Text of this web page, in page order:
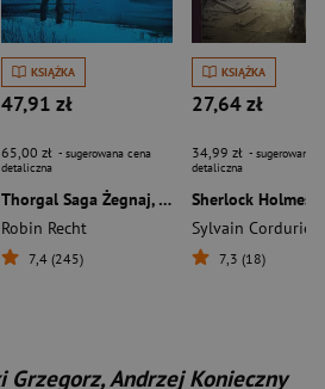
KSIĄŻKA
47,91 zł
65,00 zł - sugerowana cena
detaliczna
Thorgal Saga Żegnaj, Aaricio
Robin Recht
7,4 (245)
KSIĄŻKA
27,64 zł
34,99 zł - sugerowana
detaliczna
Sylvain Cordurie
7,3 (18)
Grzegorz, Andrzej Konieczny